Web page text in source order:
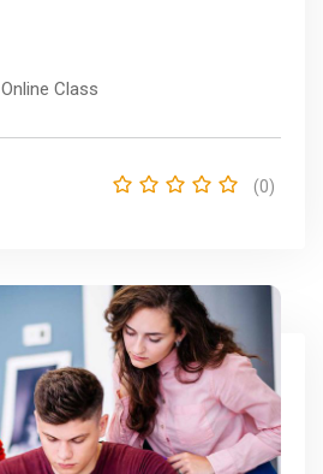
Online Class
(0)